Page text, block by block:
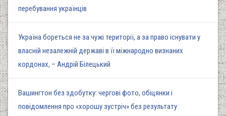
перебування українців
Україна бореться не за чужі території, а за право існувати у
власній незалежній державі в її міжнародно визнаних
кордонах, – Андрій Білецький
Вашингтон без здобутку: чергові фото, обіцянки і
повідомлення про «хорошу зустріч» без результату